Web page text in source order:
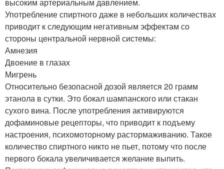
Употребление спиртного даже в небольших количествах
приводит к следующим негативным эффектам со
стороны центральной нервной системы:
Амнезия
Двоение в глазах
Мигрень
Относительно безопасной дозой является 20 грамм
этанола в сутки. Это бокал шампанского или стакан
сухого вина. После употребления активируются
дофаминовые рецепторы, что приводит к подъему
настроения, психомоторному растормаживанию. Такое
количество спиртного никто не пьет, потому что после
первого бокала увеличивается желание выпить.